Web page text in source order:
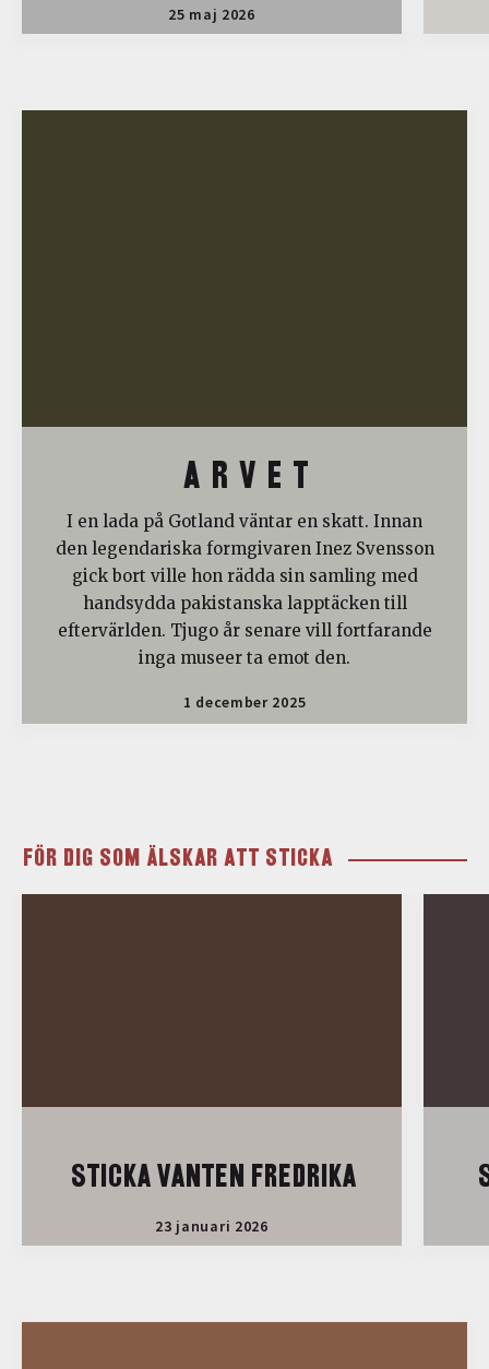
25 maj 2026
A R V E T
I en lada på Gotland väntar en skatt. Innan
den legendariska formgivaren Inez Svensson
gick bort ville hon rädda sin samling med
handsydda pakistanska lapptäcken till
eftervärlden. Tjugo år senare vill fortfarande
inga museer ta emot den.
1 december 2025
FÖR DIG SOM ÄLSKAR ATT STICKA
STICKA VANTEN FREDRIKA
23 januari 2026